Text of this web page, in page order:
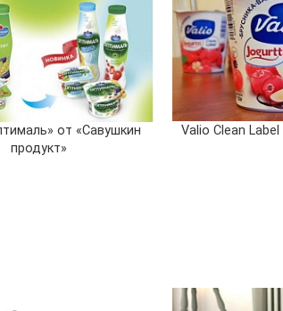
от «Савушкин
продукт»
Valio Clean